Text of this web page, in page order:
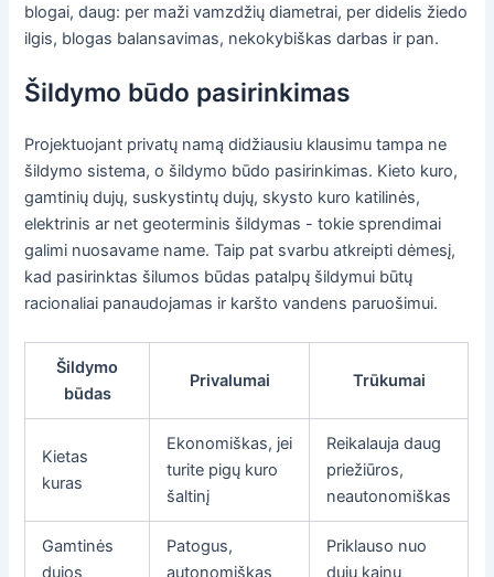
blogai, daug: per maži vamzdžių diametrai, per didelis žiedo
ilgis, blogas balansavimas, nekokybiškas darbas ir pan.
Šildymo būdo pasirinkimas
Projektuojant privatų namą didžiausiu klausimu tampa ne
šildymo sistema, o šildymo būdo pasirinkimas. Kieto kuro,
gamtinių dujų, suskystintų dujų, skysto kuro katilinės,
elektrinis ar net geoterminis šildymas - tokie sprendimai
galimi nuosavame name. Taip pat svarbu atkreipti dėmesį,
kad pasirinktas šilumos būdas patalpų šildymui būtų
racionaliai panaudojamas ir karšto vandens paruošimui.
Šildymo
būdas
Privalumai Trūkumai
Kietas
kuras
Ekonomiškas, jei
turite pigų kuro
šaltinį
Reikalauja daug
priežiūros,
neautonomiškas
Gamtinės
dujos
Patogus,
autonomiškas
Priklauso nuo
dujų kainų